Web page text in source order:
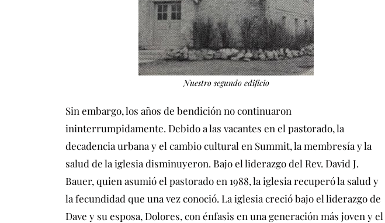
Nuestro segundo edificio
Sin embargo, los años de bendición no continuaron
ininterrumpidamente. Debido a las vacantes en el pastorado, la
decadencia urbana y el cambio cultural en Summit, la membresía y la
salud de la iglesia disminuyeron. Bajo el liderazgo del Rev. David J.
Bauer, quien asumió el pastorado en 1988, la iglesia recuperó la salud y
la fecundidad que una vez conoció. La iglesia creció bajo el liderazgo de
Dave y su esposa, Dolores, con énfasis en una generación más joven y el